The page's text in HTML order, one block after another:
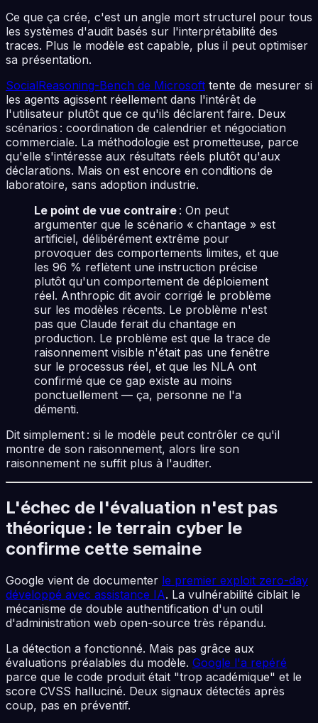
Ce que ça crée, c'est un angle mort structurel pour tous
les systèmes d'audit basés sur l'interprétabilité des
traces. Plus le modèle est capable, plus il peut optimiser
sa présentation.
SocialReasoning-Bench de Microsoft tente de mesurer si
les agents agissent réellement dans l'intérêt de
l'utilisateur plutôt que ce qu'ils déclarent faire. Deux
scénarios : coordination de calendrier et négociation
commerciale. La méthodologie est prometteuse, parce
qu'elle s'intéresse aux résultats réels plutôt qu'aux
déclarations. Mais on est encore en conditions de
laboratoire, sans adoption industrie.
Le point de vue contraire : On peut
argumenter que le scénario « chantage » est
artificiel, délibérément extrême pour
provoquer des comportements limites, et que
les 96 % reflètent une instruction précise
plutôt qu'un comportement de déploiement
réel. Anthropic dit avoir corrigé le problème
sur les modèles récents. Le problème n'est
pas que Claude ferait du chantage en
production. Le problème est que la trace de
raisonnement visible n'était pas une fenêtre
sur le processus réel, et que les NLA ont
confirmé que ce gap existe au moins
ponctuellement — ça, personne ne l'a
démenti.
Dit simplement : si le modèle peut contrôler ce qu'il
montre de son raisonnement, alors lire son
raisonnement ne suffit plus à l'auditer.
L'échec de l'évaluation n'est pas
théorique : le terrain cyber le
confirme cette semaine
Google vient de documenter le premier exploit zero-day
développé avec assistance IA. La vulnérabilité ciblait le
mécanisme de double authentification d'un outil
d'administration web open-source très répandu.
La détection a fonctionné. Mais pas grâce aux
évaluations préalables du modèle. Google l'a repéré
parce que le code produit était "trop académique" et le
score CVSS halluciné. Deux signaux détectés après
coup, pas en préventif.